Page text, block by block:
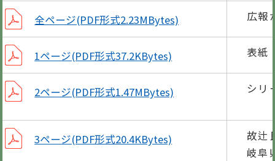
全ページ(PDF形式2.23MBytes) 広報
1ページ(PDF形式37.2KBytes) 表紙
2ページ(PDF形式1.47MBytes)
シリ
3ページ(PDF形式20.4KBytes)
故辻
岐阜